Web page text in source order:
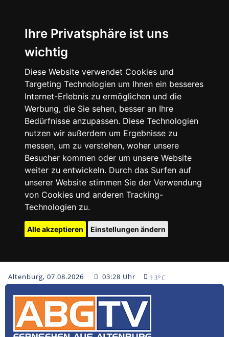
Ihre Privatsphäre ist uns
wichtig
Diese Website verwendet Cookies und
Targeting Technologien um Ihnen ein besseres
Internet-Erlebnis zu ermöglichen und die
Werbung, die Sie sehen, besser an Ihre
Bedürfnisse anzupassen. Diese Technologien
nutzen wir außerdem um Ergebnisse zu
messen, um zu verstehen, woher unsere
Besucher kommen oder um unsere Website
weiter zu entwickeln. Durch das Surfen auf
unserer Website stimmen Sie der Verwendung
von Cookies und anderen Tracking-
Technologien zu.
Alle akzeptieren Einstellungen ändern
Altenburg, 07.08.2026 03:28 Uhr 13°C